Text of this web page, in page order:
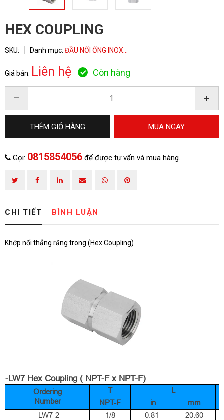
HEX COUPLING
SKU: Danh mục: ĐẦU NỐI ỐNG INOX...
Giá bán: Liên hệ Còn hàng
– +
THÊM GIỎ HÀNG MUA NGAY
Gọi: 0815854056 để được tư vấn và mua hàng.
CHI TIẾT BÌNH LUẬN
Khớp nối thẳng răng trong (Hex Coupling)
-LW7 Hex Coupling ( NPT-F x NPT-F)
Ordering
Number
T
L
NPT-F
in
mm
-LW7-2
1/8 0.81
20.60
ĐĂNG KÝ TƯ VẤN
0815854056